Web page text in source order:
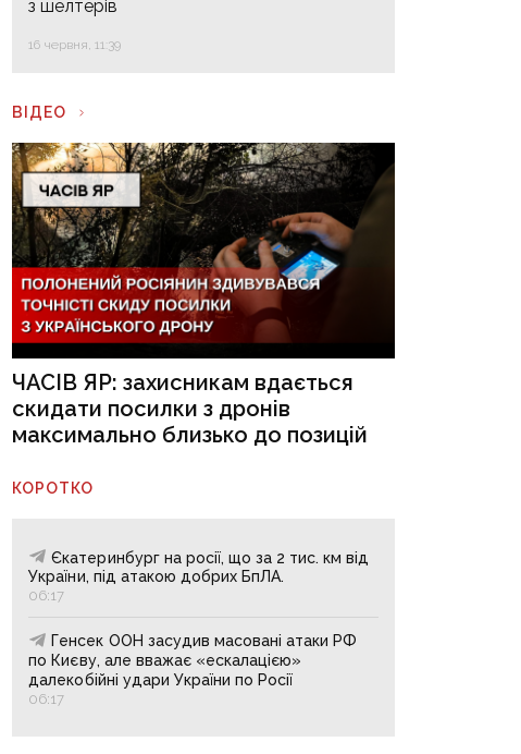
з шелтерів
16 червня, 11:39
ВІДЕО
ЧАСІВ ЯР: захисникам вдається
скидати посилки з дронів
максимально близько до позицій
КОРОТКО
Єкатеринбург на росії, що за 2 тис. км від
України, під атакою добрих БпЛА.
06:17
Генсек ООН засудив масовані атаки РФ
по Києву, але вважає «ескалацією»
далекобійні удари України по Росії
06:17